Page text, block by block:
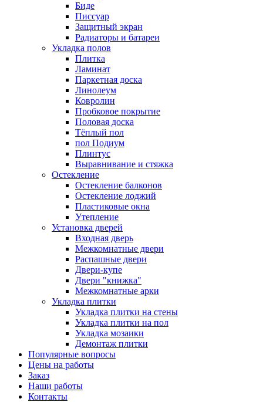
Биде
Писсуар
Защитный экран
Радиаторы и батареи
Укладка полов
Плитка
Ламинат
Паркетная доска
Линолеум
Ковролин
Пробковое покрытие
Половая доска
Тёплый пол
пол Подиум
Плинтус
Выравнивание и стяжка
Остекление
Остекление балконов
Остекление лоджий
Пластиковые окна
Утепление
Установка дверей
Входная дверь
Межкомнатные двери
Распашные двери
Двери-купе
Двери "книжка"
Межкомнатные арки
Укладка плитки
Укладка плитки на стены
Укладка плитки на пол
Укладка мозаики
Демонтаж плитки
Популярные вопросы
Цены на работы
Заказ
Наши работы
Контакты